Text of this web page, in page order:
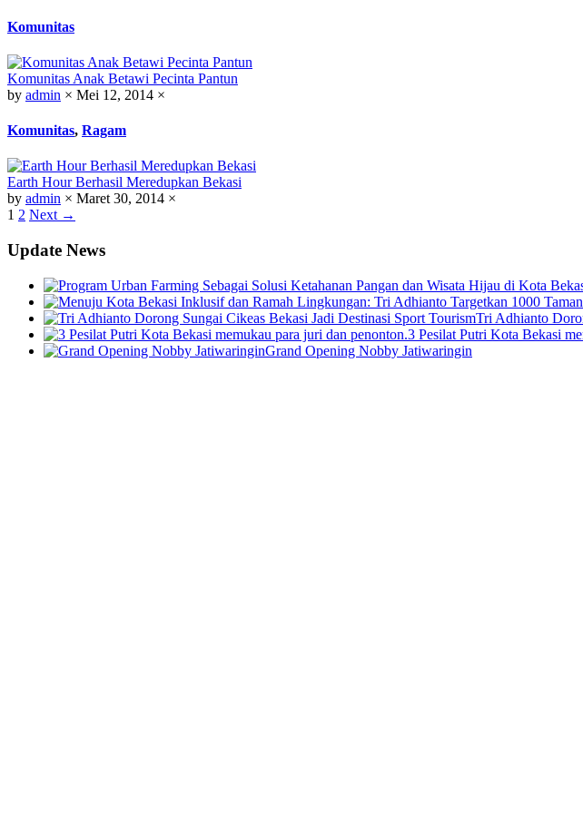
Komunitas
Komunitas Anak Betawi Pecinta Pantun
by admin × Mei 12, 2014 ×
Komunitas, Ragam
Earth Hour Berhasil Meredupkan Bekasi
by admin × Maret 30, 2014 ×
1 2 Next →
Update News
Tri Adhianto
3 Pesilat Putri Kota Bekasi
Grand Opening Nobby Jatiwaringin